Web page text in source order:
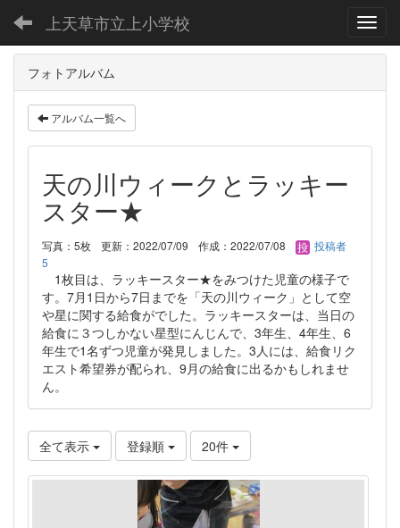
上天草市立上小学校
フォトアルバム
アルバム一覧へ
天の川ウィークとラッキー
スター★
写真：5枚 更新：2022/07/09 作成：2022/07/08
投稿者
5
1枚目は、ラッキースター★をみつけた児童の様子で
す。7月1日から7日までを「天の川ウィーク」として空
や星に関する給食がでした。ラッキースターは、当日の
給食に３つしかない星型にんじんで、3年生、4年生、6
年生で1名ずつ児童が発見しました。3人には、給食リク
エスト希望券が配られ、9月の給食に出るかもしれませ
ん。
全て表示 登録順 20件